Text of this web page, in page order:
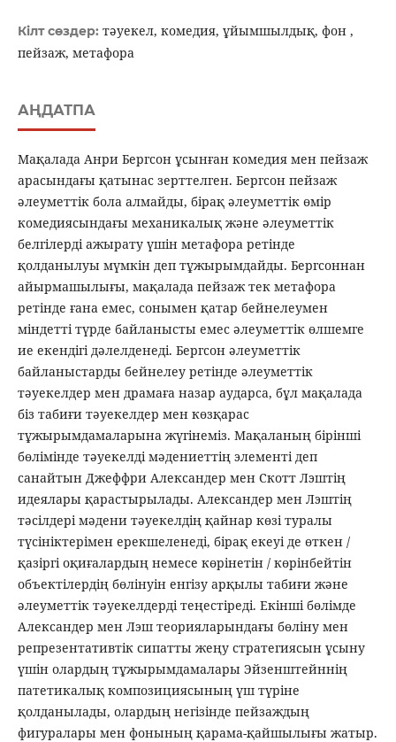
Кілт сөздер: тәуекел, комедия, ұйымшылдық, фон ,
пейзаж, метафора
АҢДАТПА
Мақалада Анри Бергсон ұсынған комедия мен пейзаж
арасындағы қатынас зерттелген. Бергсон пейзаж
әлеуметтік бола алмайды, бірақ әлеуметтік өмір
комедиясындағы механикалық және әлеуметтік
белгілерді ажырату үшін метафора ретінде
қолданылуы мүмкін деп тұжырымдайды. Бергсоннан
айырмашылығы, мақалада пейзаж тек метафора
ретінде ғана емес, сонымен қатар бейнелеумен
міндетті түрде байланысты емес әлеуметтік өлшемге
ие екендігі дәлелденеді. Бергсон әлеуметтік
байланыстарды бейнелеу ретінде әлеуметтік
тәуекелдер мен драмаға назар аударса, бұл мақалада
біз табиғи тәуекелдер мен көзқарас
тұжырымдамаларына жүгінеміз. Мақаланың бірінші
бөлімінде тәуекелді мәдениеттің элементі деп
санайтын Джеффри Александер мен Скотт Лэштің
идеялары қарастырылады. Александер мен Лэштің
тәсілдері мәдени тәуекелдің қайнар көзі туралы
түсініктерімен ерекшеленеді, бірақ екеуі де өткен /
қазіргі оқиғалардың немесе көрінетін / көрінбейтін
объектілердің бөлінуін енгізу арқылы табиғи және
әлеуметтік тәуекелдерді теңестіреді. Екінші бөлімде
Александер мен Лэш теорияларындағы бөліну мен
репрезентативтік сипатты жеңу стратегиясын ұсыну
үшін олардың тұжырымдамалары Эйзенштейннің
патетикалық композициясының үш түріне
қолданылады, олардың негізінде пейзаждың
фигуралары мен фонының қарама-қайшылығы жатыр.